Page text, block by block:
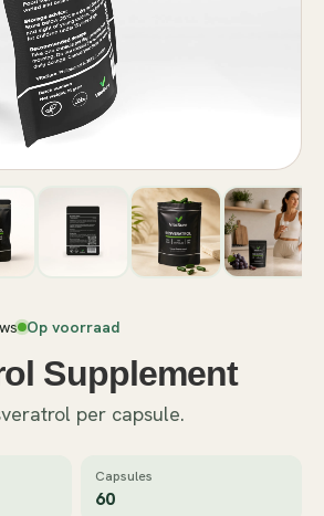
Op voorraad
Supplement
per capsule.
Capsules
60